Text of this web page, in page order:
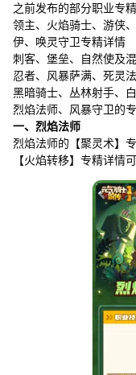
之前发布的部分职业专
领主、火焰骑士、游侠
伊、唤灵守卫专精详情
刺客、堡垒、自然使及
忍者、风暴萨满、死灵
黑暗骑士、丛林射手、
烈焰法师、风暴守卫的
一、烈焰法师
烈焰法师的【聚灵术】
【火焰转移】专精详情